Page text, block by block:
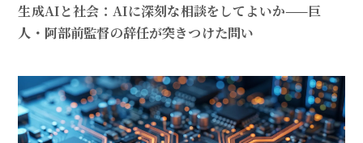
生成AIと社会：AIに深刻な相談をしてよいか——巨
人・阿部前監督の辞任が突きつけた問い